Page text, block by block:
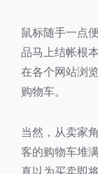
鼠标随手一点
品马上结帐根
在各个网站浏
购物车。
当然，从卖家
客的购物车堆